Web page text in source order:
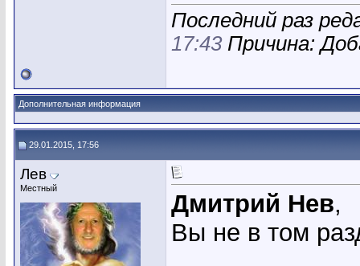
Последний раз
17:43Причина:
Дополнительная информация
29.01.2015, 17:56
Лев
Местный
Дмитрий Нев,
Вы не в том